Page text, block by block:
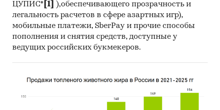
ЦУПИС* [1]
),обеспечивающего прозрачность и
легальность расчетов в сфере азартных игр),
мобильные платежи, SberPay и прочие способы
пополнения и снятия средств, доступные у
ведущих российских букмекеров.